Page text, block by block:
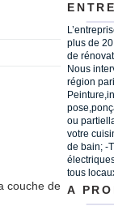
couche de
plus de
de
Nous
région
ou
votre
de bain; -
tous
A